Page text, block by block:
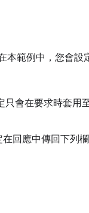
本範例中，您會設
只會在要求時套用
回應中傳回下列欄